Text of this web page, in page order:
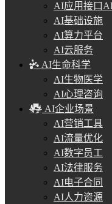
AI应用接口
AI基础设施
AI算力平台
AI云服务
AI生命科学
AI生物医学
AI心理咨询
AI企业场景
AI营销工具
AI流量优化
AI数字员工
AI法律服务
AI电子合同
AI人力资源